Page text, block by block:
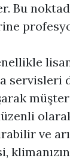
Bu
servisleri
ve